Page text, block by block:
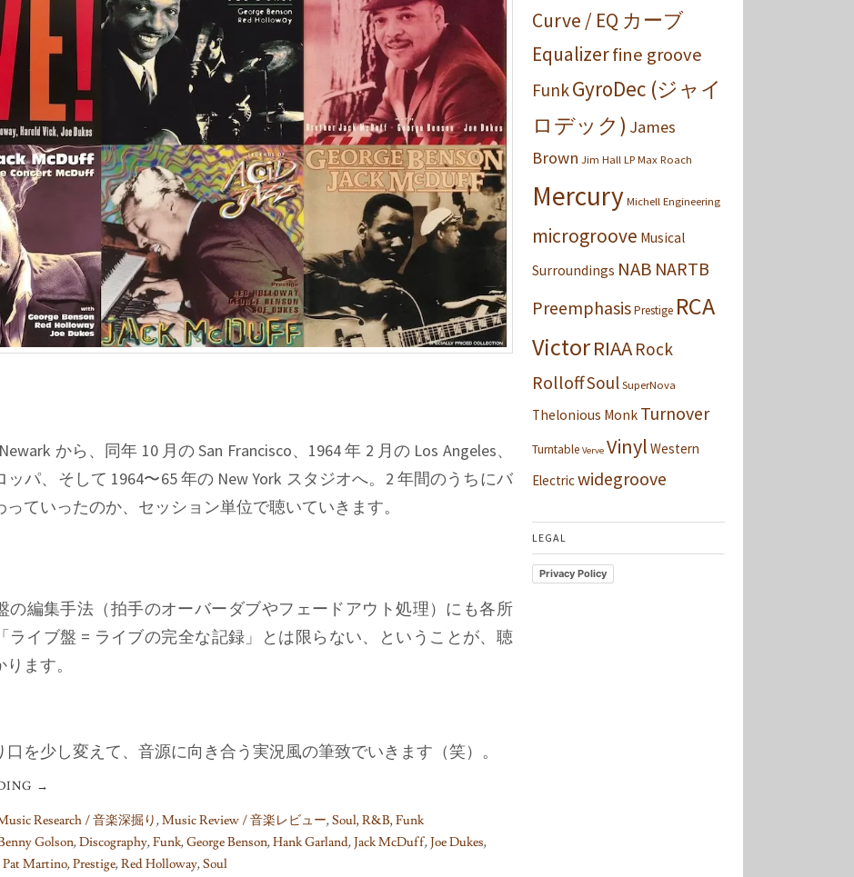
から、同年 10 月の San Francisco、1964 年 2 月の Los Angeles、
パ、そして 1964〜65 年の New York スタジオへ。2 年間のうちにバ
っていったのか、セッション単位で聴いていきます。
の編集手法（拍手のオーバーダブやフェードアウト処理）にも各所
ライブ盤 = ライブの完全な記録」とは限らない、ということが、聴
ます。
口を少し変えて、音源に向き合う実況風の筆致でいきます（笑）。
→
Research / 音楽深掘り,Music Review / 音楽レビュー,Soul, R&B, Funk
Golson,Discography,Funk,George Benson,Hank Garland,Jack McDuff,Joe Dukes,
Pat Martino,Prestige,Red Holloway,Soul
Curve / EQ カーブ
Equalizerfine groove
FunkGyroDec (ジャイ
ロデック) James
Brown Jim Hall LP Max Roach
Mercury Michell Engineering
microgroove Musical
Surroundings NAB NARTB
PreemphasisPrestige RCA
VictorRIAA Rock
RolloffSoul SuperNova
Thelonious Monk Turnover
Turntable Verve Vinyl Western
Electricwidegroove
LEGAL
Privacy Policy